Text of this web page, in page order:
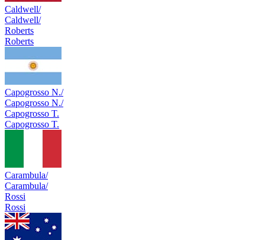
Caldwell/
Caldwell/
Roberts
Roberts
Capogrosso N./
Capogrosso N./
Capogrosso T.
Capogrosso T.
Carambula/
Carambula/
Rossi
Rossi